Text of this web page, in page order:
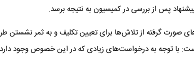
پس از بررسی در کمیسیون به نتیجه برسد.
صورت گرفته از تلاش‌ها برای تعیین تکلیف و به ثمر نشستن
با توجه به درخواست‌های زیادی که در این خصوص وجود